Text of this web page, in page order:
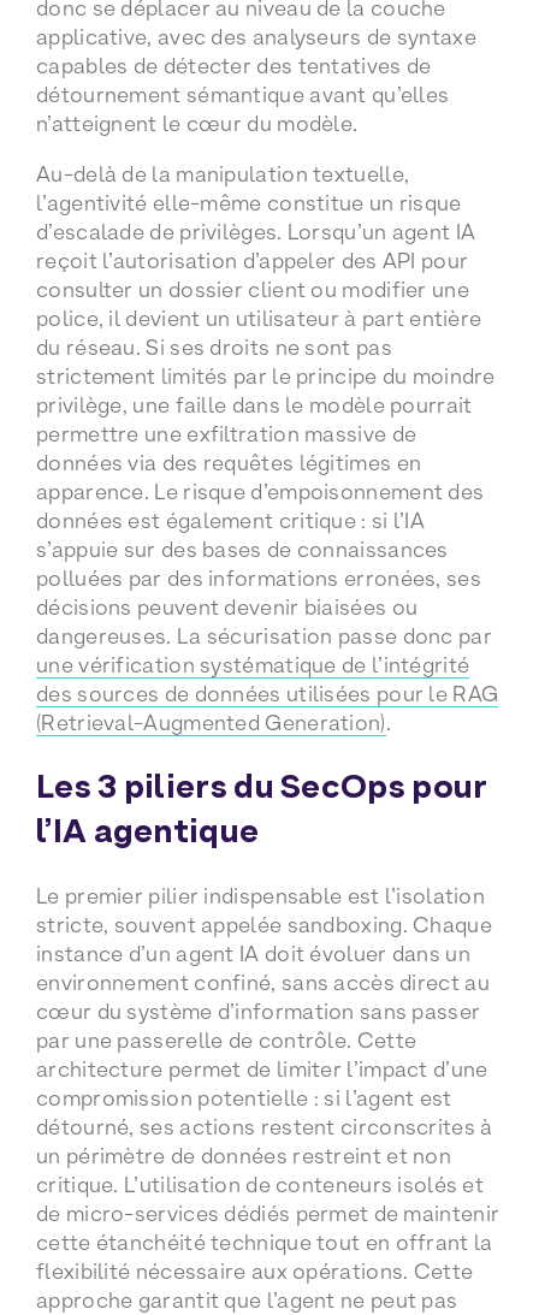
donc se déplacer au niveau de la couche
applicative, avec des analyseurs de syntaxe
capables de détecter des tentatives de
détournement sémantique avant qu’elles
n’atteignent le cœur du modèle.
Au-delà de la manipulation textuelle,
l’agentivité elle-même constitue un risque
d’escalade de privilèges. Lorsqu’un agent IA
reçoit l’autorisation d’appeler des API pour
consulter un dossier client ou modifier une
police, il devient un utilisateur à part entière
du réseau. Si ses droits ne sont pas
strictement limités par le principe du moindre
privilège, une faille dans le modèle pourrait
permettre une exfiltration massive de
données via des requêtes légitimes en
apparence. Le risque d’empoisonnement des
données est également critique : si l’IA
s’appuie sur des bases de connaissances
polluées par des informations erronées, ses
décisions peuvent devenir biaisées ou
dangereuses. La sécurisation passe donc par
une vérification systématique de l’intégrité
des sources de données utilisées pour le RAG
(Retrieval-Augmented Generation).
Les 3 piliers du SecOps pour
l’IA agentique
Le premier pilier indispensable est l’isolation
stricte, souvent appelée sandboxing. Chaque
instance d’un agent IA doit évoluer dans un
environnement confiné, sans accès direct au
cœur du système d’information sans passer
par une passerelle de contrôle. Cette
architecture permet de limiter l’impact d’une
compromission potentielle : si l’agent est
détourné, ses actions restent circonscrites à
un périmètre de données restreint et non
critique. L’utilisation de conteneurs isolés et
de micro-services dédiés permet de maintenir
cette étanchéité technique tout en offrant la
flexibilité nécessaire aux opérations. Cette
approche garantit que l’agent ne peut pas